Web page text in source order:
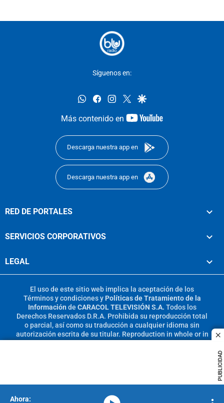
PUBLICIDAD
Síguenos en:
whatsappfacebookinstagram
twittergoogle
Más contenido en
youtube-
Descarga nuestra app en
Descarga nuestra app en
RED DE PORTALES
SERVICIOS CORPORATIVOS
LEGAL
El uso de este sitio web implica la aceptación de los
Términos y condicionesy Políticas de Tratamiento de la
Información de CARACOL TELEVISIÓN S.A. Todos los
Derechos Reservados D.R.A. Prohibida su reproducción total
o parcial, así como su traducción a cualquier idioma sin
autorización escrita de su titular. Reproduction in whole or in